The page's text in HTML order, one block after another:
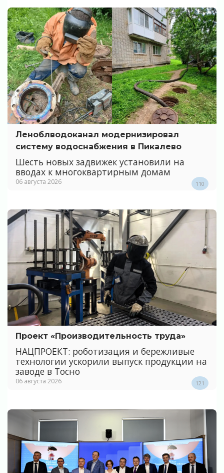
Леноблводоканал модернизировал
систему водоснабжения в Пикалево
Шесть новых задвижек установили на
вводах к многоквартирным домам
06 августа 2026 110
Проект «Производительность труда»
НАЦПРОЕКТ: роботизация и бережливые
технологии ускорили выпуск продукции на
заводе в Тосно
06 августа 2026 121